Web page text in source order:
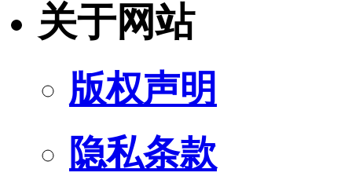
关于网站
版权声明
隐私条款